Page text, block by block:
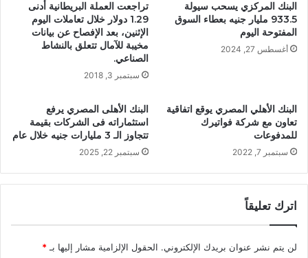
البنك المركزي يسحب سيولة
933.5 مليار جنيه بعطاء السوق
المفتوحة اليوم
أغسطس 27, 2024
تراجعت العملة البريطانية أدنى
1.29 دولار خلال تعاملات اليوم
الإثنين، بعد الإفصاح عن بيانات
مخيبة للآمال تتعلق بالنشاط
الصناعي.
سبتمبر 3, 2018
البنك الأهلي المصري يوقع اتفاقية
تعاون مع شركة فواتيرك
للمدفوعات
سبتمبر 7, 2022
البنك الأهلى المصري يرفع
استثماراته فى الشركات بقيمة
تتجاوز الـ 3 مليارات جنيه خلال عام
سبتمبر 22, 2025
اترك تعليقاً
لن يتم نشر عنوان بريدك الإلكتروني. الحقول الإلزامية مشار إليها بـ *